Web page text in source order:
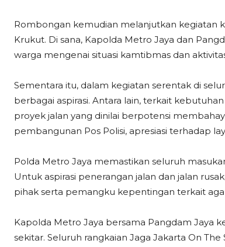
Rombongan kemudian melanjutkan kegiatan
Krukut. Di sana, Kapolda Metro Jaya dan
warga mengenai situasi kamtibmas dan
Sementara itu, dalam kegiatan serentak di
berbagai aspirasi. Antara lain, terkait
proyek jalan yang dinilai berpotensi
pembangunan Pos Polisi, apresiasi terhadap
Polda Metro Jaya memastikan seluruh
Untuk aspirasi penerangan jalan dan jalan
pihak serta pemangku kepentingan terkait
Kapolda Metro Jaya bersama Pangdam Jaya
sekitar. Seluruh rangkaian Jaga Jakarta On